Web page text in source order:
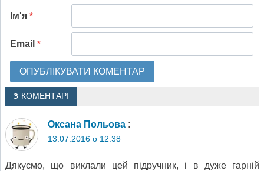
Ім'я *
Email *
3 КОМЕНТАРІ
Оксана Польова :
13.07.2016 о 12:38
Дякуємо, що виклали цей підручник, і в дуже гарній